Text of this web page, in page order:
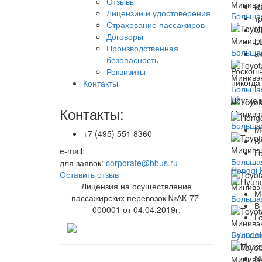
Другие
В
Hongqi
В
Лицензии и удостоверения
Страхование пассажиров
Договоры
Производственная
безопасность
Реквизиты
Контакты
Контакты:
+7 (495) 551 8360
e-mail:
для заявок: corporate@bbus.ru
Оставить отзыв
Лицензия на осуществление
пассажирских перевозок №АК-77-
000001 от 04.04.2019г.